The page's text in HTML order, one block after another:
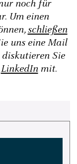
noch für
Um einen
schließen
uns eine Mail
diskutieren Sie
LinkedInmit.